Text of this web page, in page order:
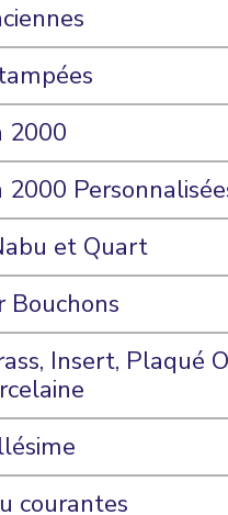
2000
2000
et Quart
Bouchons
Insert, Plaqué
courantes